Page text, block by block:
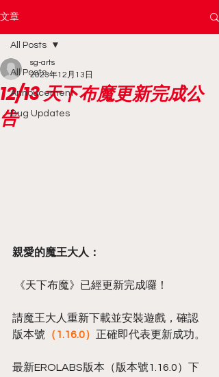
文章
All Posts
Annoucement
Bug Updates
All Posts
12/13 天下布魔更新完成公
告
sg-arts
2023年12月13日
親愛的魔王大人：
《天下布魔》已經更新完成囉！
請魔王大人重新下載並安裝遊戲，確認
版本號 （1.16.0） 正確即代表更新成功。
最新EROLABS版本（版本號1.16.0）下